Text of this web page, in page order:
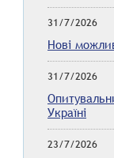
31/7/2026
Нові
31/7/2026
Україні
23/7/2026